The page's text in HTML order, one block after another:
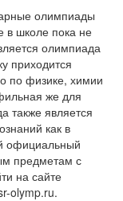
олимпиады
в школе пока не
олимпиада
приходится
по физике, химии
же для
также является
как в
официальный
предметам с
на сайте
olymp.ru.